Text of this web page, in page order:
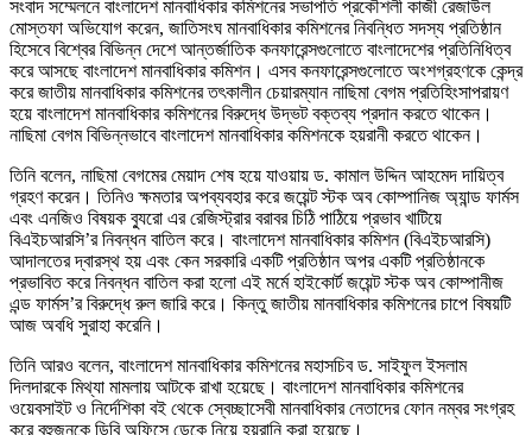
সংবাদ সম্মেলনে বাংলাদেশ মানবাধিকার কমিশনের সভাপতি প্রকৌশলী কাজী রেজাউল
মোস্তফা অভিযোগ করেন, জাতিসংঘ মানবাধিকার কমিশনের নিবন্ধিত সদস্য প্রতিষ্ঠান
হিসেবে বিশ্বের বিভিন্ন দেশে আন্তর্জাতিক কনফারেন্সগুলোতে বাংলাদেশের প্রতিনিধিত্ব
করে আসছে বাংলাদেশ মানবাধিকার কমিশন। এসব কনফারেন্সগুলোতে অংশগ্রহণকে কেন্দ্র
করে জাতীয় মানবাধিকার কমিশনের তৎকালীন চেয়ারম্যান নাছিমা বেগম প্রতিহিংসাপরায়ণ
হয়ে বাংলাদেশ মানবাধিকার কমিশনের বিরুদ্ধে উদ্ভট বক্তব্য প্রদান করতে থাকেন।
নাছিমা বেগম বিভিন্নভাবে বাংলাদেশ মানবাধিকার কমিশনকে হয়রানী করতে থাকেন।
তিনি বলেন, নাছিমা বেগমের মেয়াদ শেষ হয়ে যাওয়ায় ড. কামাল উদ্দিন আহমেদ দায়িত্ব
গ্রহণ করেন। তিনিও ক্ষমতার অপব্যবহার করে জয়েন্ট স্টক অব কোম্পানিজ অ্যান্ড ফার্মস
এবং এনজিও বিষয়ক ব্যুরো এর রেজিস্ট্রার বরাবর চিঠি পাঠিয়ে প্রভাব খাটিয়ে
বিএইচআরসি’র নিবন্ধন বাতিল করে। বাংলাদেশ মানবাধিকার কমিশন (বিএইচআরসি)
আদালতের দ্বারস্থ হয় এবং কেন সরকারি একটি প্রতিষ্ঠান অপর একটি প্রতিষ্ঠানকে
প্রভাবিত করে নিবন্ধন বাতিল করা হলো এই মর্মে হাইকোর্ট জয়েন্ট স্টক অব কোম্পানীজ
এন্ড ফার্মস’র বিরুদ্ধে রুল জারি করে। কিন্তু জাতীয় মানবাধিকার কমিশনের চাপে বিষয়টি
আজ অবধি সুরাহা করেনি।
তিনি আরও বলেন, বাংলাদেশ মানবাধিকার কমিশনের মহাসচিব ড. সাইফুল ইসলাম
দিলদারকে মিথ্যা মামলায় আটকে রাখা হয়েছে। বাংলাদেশ মানবাধিকার কমিশনের
ওয়েবসাইট ও নির্দেশিকা বই থেকে স্বেচ্ছাসেবী মানবাধিকার নেতাদের ফোন নম্বর সংগ্রহ
করে বহুজনকে ডিবি অফিসে ডেকে নিয়ে হয়রানি করা হয়েছে।